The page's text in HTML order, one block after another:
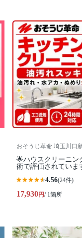
おそうじ革命 埼玉川口
🌟ハウスクリーニン
術で評価されていま
4.56(24件)
17,930円/ 1箇所